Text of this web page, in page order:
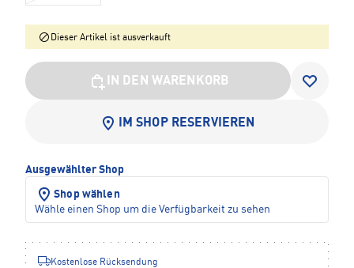
Dieser Artikel ist ausverkauft
IN DEN WARENKORB
IM SHOP RESERVIEREN
Ausgewählter Shop
Shop wählen
Wähle einen Shop um die Verfügbarkeit zu sehen
Kostenlose Rücksendung